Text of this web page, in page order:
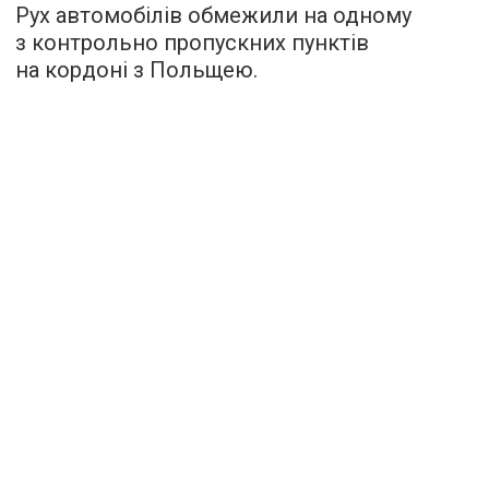
Рух автомобілів обмежили на одному
з контрольно пропускних пунктів
на кордоні з Польщею.